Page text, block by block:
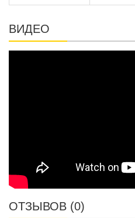
ВИДЕО
ОТЗЫВОВ (0)